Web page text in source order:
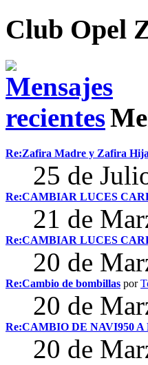
Club Opel
Re:Zafira Madre y Zafira
25 de
Re:CAMBIAR LUCES
21 de
Re:CAMBIAR LUCES
20 de
Re:Cambio de bombillas por
20 de
Re:CAMBIO DE NAVI950
20 de